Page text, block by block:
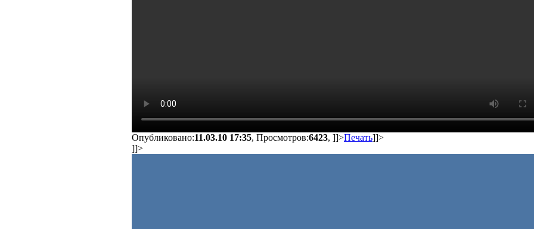
Опубликовано:11.03.10 17:35, Просмотров:6423, ]]>Печать]]>
]]>